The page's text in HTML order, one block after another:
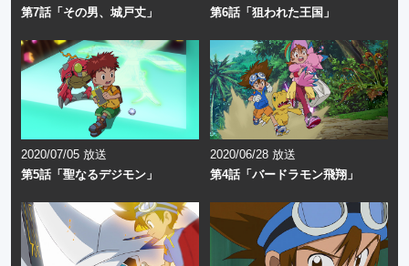
第7話「その男、城戸丈」
第6話「狙われた王国」
2020/07/05 放送
第5話「聖なるデジモン」
2020/06/28 放送
第4話「バードラモン飛翔」